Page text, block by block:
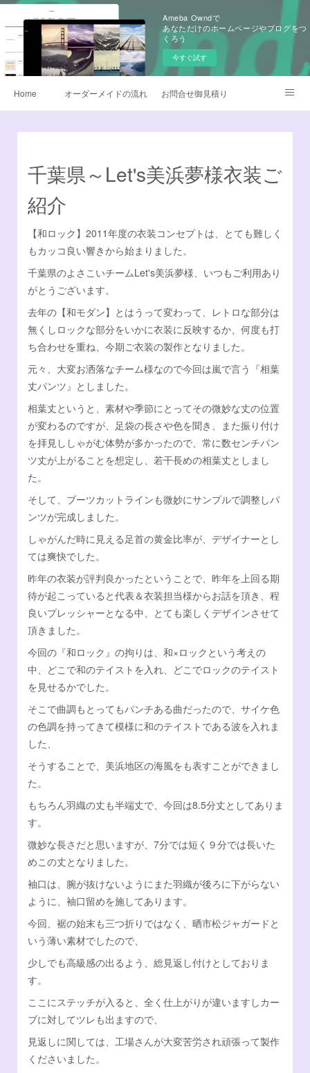
Ameba Owndで
あなただけのホームページやブログをつ
くろう
今すぐ試す
Home オーダーメイドの流れ お問合せ御見積り
よくあるQ&A
衣装サイズについて データご入稿について
他オーダーメイド衣装
Facebook オンラインSHOP
千葉県～Let's美浜夢様衣装ご
紹介
【和ロック】2011年度の衣装コンセプトは、とても難しく
もカッコ良い響きから始まりました。
千葉県のよさこいチームLet's美浜夢様、いつもご利用あり
がとうございます。
去年の【和モダン】とはうって変わって、レトロな部分は
無くしロックな部分をいかに衣装に反映するか、何度も打
ち合わせを重ね、今期ご衣装の製作となりました。
元々、大変お洒落なチーム様なので今回は嵐で言う『相葉
丈パンツ』としました。
相葉丈というと、素材や季節にとってその微妙な丈の位置
が変わるのですが、足袋の長さや色を聞き、また振り付け
を拝見ししゃがむ体勢が多かったので、常に数センチパン
ツ丈が上がることを想定し、若干長めの相葉丈としまし
た。
そして、ブーツカットラインも微妙にサンプルで調整しパ
ンツが完成しました。
しゃがんだ時に見える足首の黄金比率が、デザイナーとし
ては爽快でした。
昨年の衣装が評判良かったということで、昨年を上回る期
待が起こっていると代表＆衣装担当様からお話を頂き、程
良いプレッシャーとなる中、とても楽しくデザインさせて
頂きました。
今回の『和ロック』の拘りは、和×ロックという考えの
中、どこで和のテイストを入れ、どこでロックのテイスト
を見せるかでした。
そこで曲調もとってもパンチある曲だったので、サイケ色
の色調を持ってきて模様に和のテイストである波を入れま
した、
そうすることで、美浜地区の海風をも表すことができまし
た。
もちろん羽織の丈も半端丈で、今回は8.5分丈としてありま
す。
微妙な長さだと思いますが、7分では短く９分では長いた
めこの丈となりました。
袖口は、腕が抜けないようにまた羽織が後ろに下がらない
ように、袖口留めを施してあります。
今回、裾の始末も三つ折りではなく、晒市松ジャガードと
いう薄い素材でしたので、
少しでも高級感の出るよう、総見返し付けとしておりま
す。
ここにステッチが入ると、全く仕上がりが違いますしカー
ブに対してツレも出ますので、
見返しに関しては、工場さんが大変苦労され頑張って製作
くださいました。